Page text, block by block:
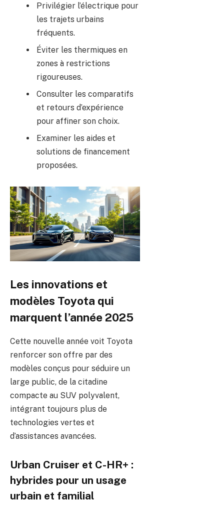
Privilégier l’électrique pour
les trajets urbains
fréquents.
Éviter les thermiques en
zones à restrictions
rigoureuses.
Consulter les comparatifs
et retours d’expérience
pour affiner son choix.
Examiner les aides et
solutions de financement
proposées.
Les innovations et
modèles Toyota qui
marquent l’année 2025
Cette nouvelle année voit Toyota
renforcer son offre par des
modèles conçus pour séduire un
large public, de la citadine
compacte au SUV polyvalent,
intégrant toujours plus de
technologies vertes et
d’assistances avancées.
Urban Cruiser et C-HR+ :
hybrides pour un usage
urbain et familial